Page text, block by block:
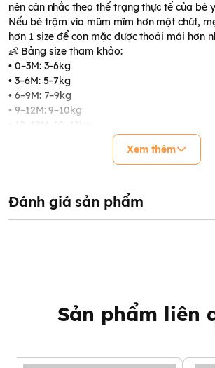
nên cân nhắc theo thể trạng thực tế của bé
Nếu bé trộm vía mũm mĩm hơn một chút,
hơn 1 size để con mặc được thoải mái hơn
👶 Bảng size tham khảo:
• 0–3M: 3–6kg
• 3–6M: 5–7kg
• 6–9M: 7–9kg
• 9–12M: 9–10kg
• 12–18M: 10–11kg
📩 Cần tư vấn thêm? Mẹ cứ inbox shop thoải
luôn sẵn sàng hỗ trợ 🌸
Xem thêm
Đánh giá sản phẩm
Sản phẩm liên